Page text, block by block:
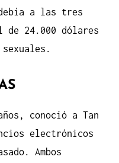
a las tres
de 24.000 dólares
conoció a Tan
electrónicos
Ambos